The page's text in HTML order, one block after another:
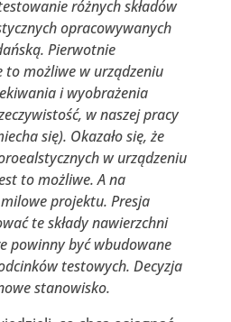
różnych składów
opracowywanych
Pierwotnie
to możliwe w urządzeniu
i wyobrażenia
w naszej pracy
się). Okazało się, że
w urządzeniu
to możliwe. A na
projektu. Presja
te składy nawierzchni
powinny być wbudowane
testowych. Decyzja
stanowisko.